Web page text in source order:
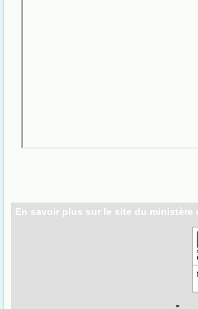
En savoir plus sur le site du ministère